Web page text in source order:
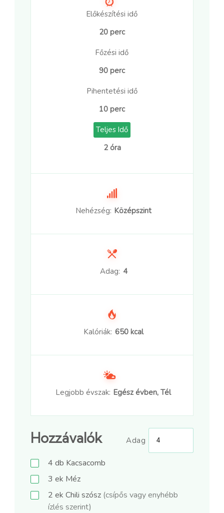
Előkészítési idő
20 perc
Főzési idő
90 perc
Pihentetési idő
10 perc
Teljes Idő
2 óra
Nehézség: Középszint
Adag: 4
Kalóriák: 650 kcal
Legjobb évszak: Egész évben, Tél
Hozzávalók Adag
4 db Kacsacomb
3 ek Méz
2 ek Chili szósz (csípős vagy enyhébb
ízlés szerint)